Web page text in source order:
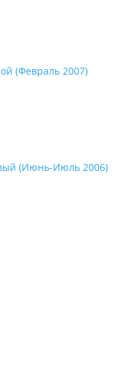
(Февраль 2007)
(Июнь-Июль 2006)